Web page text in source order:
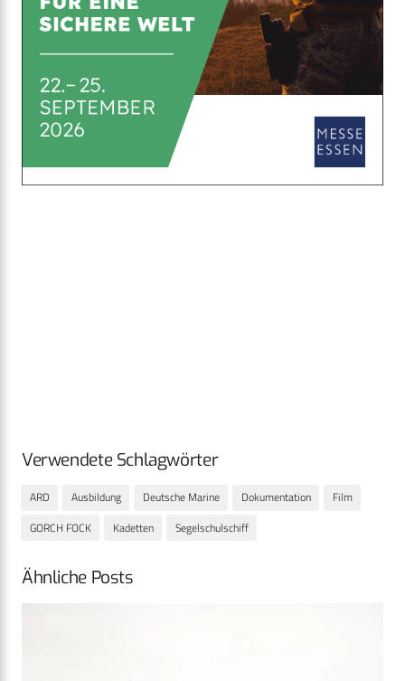
Verwendete Schlagwörter
ARD Ausbildung Deutsche Marine Dokumentation
Film
GORCH FOCK
Kadetten Segelschulschiff
Ähnliche Posts